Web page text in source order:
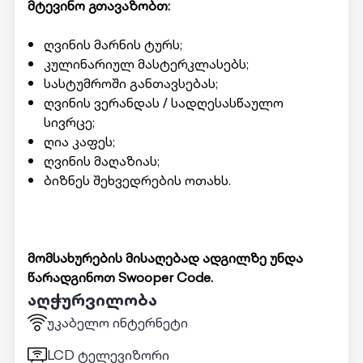
მტევინო გთავაზობთ:
ღვინის მარნის ტურს;
კულინარიულ მასტერკლასებს;
სასტუმროში განთავსებას;
ღვინის ვერანდას / სადღესასწაულო
სივრცე;
ღია კაფეს;
ღვინის მაღაზიას;
ბიზნეს შეხვედრების ოთახს.
მომსახურების მისაღებად ადგილზე უნდა
წარადგინოთ Swooper Code.
აღჭურვილობა
უკაბელო ინტერნეტი
LCD ტელევიზორი